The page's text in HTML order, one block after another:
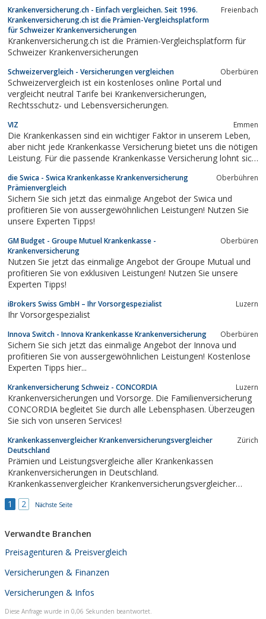
steht es für das Zusammenspiel unseres
Krankenversicherung.ch - Einfach vergleichen. Seit 1996.
Krankenversicherung.ch ist die Prämien-Vergleichsplatform
für Schweizer Krankenversicherungen
Freienbach
Krankenversicherung.ch ist die Prämien-Vergleichsplatform für
Schweizer Krankenversicherungen
Schweizervergleich - Versicherungen vergleichen Oberbüren
Schweizervergleich ist ein kostenloses online Portal und
vergleicht neutral Tarife bei Krankenversicherungen,
Rechtsschutz- und Lebensversicherungen.
VIZ Emmen
Die Krankenkassen sind ein wichtiger Faktor in unserem Leben,
aber nicht jede Krankenkasse Versicherung bietet uns die nötigen
Leistung. Für die passende Krankenkasse Versicherung lohnt sich
sondern auch für die passenden Leistungen der ganzen Familie.
die Swica - Swica Krankenkasse Krankenversicherung
Prämienvergleich
Oberbühren
Sichern Sie sich jetzt das einmalige Angebot der Swica und
profitieren Sie von aussergewöhnlichen Leistungen! Nutzen Sie
unsere Experten Tipps!
GM Budget - Groupe Mutuel Krankenkasse -
Krankenversicherung
Oberbüren
Nutzen Sie jetzt das einmalige Angebot der Groupe Mutual und
profitieren Sie von exklusiven Leistungen! Nutzen Sie unsere
Experten Tipps!
iBrokers Swiss GmbH – Ihr Vorsorgespezialist Luzern
Ihr Vorsorgespezialist
Innova Switch - Innova Krankenkasse Krankenversicherung Oberbüren
Sichern Sie sich jetzt das einmalige Angebot der Innova und
profitieren Sie von aussergewöhnlichen Leistungen! Kostenlose
Experten Tipps hier...
Krankenversicherung Schweiz - CONCORDIA Luzern
Krankenversicherungen und Vorsorge. Die Familienversicherung
CONCORDIA begleitet Sie durch alle Lebensphasen. Überzeugen
Sie sich von unseren Services!
Krankenkassenvergleicher Krankenversicherungsvergleicher
Deutschland
Zürich
Prämien und Leistungsvergleiche aller Krankenkassen
Krankenversicherungen in Deutschland.
Krankenkassenvergleicher Krankenversicherungsvergleicher
1 2 Nächste Seite
Verwandte Branchen
Preisagenturen & Preisvergleich
Versicherungen & Finanzen
Versicherungen & Infos
Diese Anfrage wurde in 0,06 Sekunden beantwortet.